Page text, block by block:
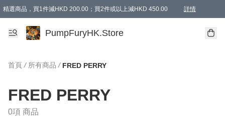
精選商品，買1件減HKD 200.00；買2件或以上減HKD 450.00 詳情
AAPE商品,會員專享9折或以上（按會員等級）AAPE products, members can
精選商品，任選買2件或以上減HKD 100.00
購物滿 HKD 800.00即享免運費優惠！（適用於 特定的送貨方式 )
PumpFuryHK.Store
首頁 / 所有商品 / FRED PERRY
FRED PERRY
0項 商品